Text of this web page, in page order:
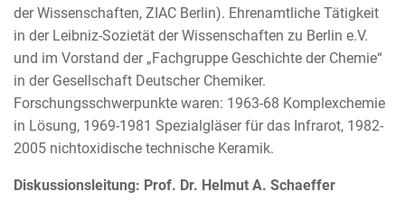
der Wissenschaften, ZIAC Berlin). Ehrenamtliche Tätigkeit
in der Leibniz-Sozietät der Wissenschaften zu Berlin e.V.
und im Vorstand der „Fachgruppe Geschichte der Chemie“
in der Gesellschaft Deutscher Chemiker.
Forschungsschwerpunkte waren: 1963-68 Komplexchemie
in Lösung, 1969-1981 Spezialgläser für das Infrarot, 1982-
2005 nichtoxidische technische Keramik.
Diskussionsleitung: Prof. Dr. Helmut A. Schaeffer